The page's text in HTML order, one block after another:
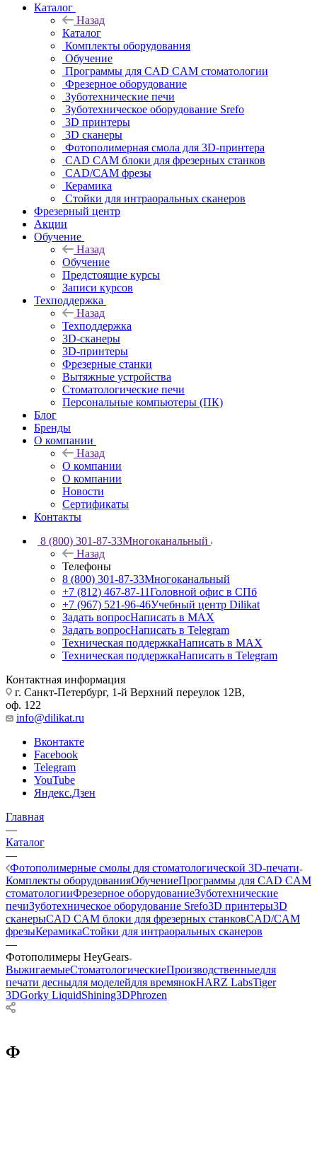
Каталог
Назад
Каталог
Комплекты оборудования
Обучение
Программы для CAD CAM стоматологии
Фрезерное оборудование
Зуботехнические печи
Зуботехническое оборудование Srefo
3D принтеры
3D сканеры
Фотополимерная смола для 3D-принтера
CAD CAM блоки для фрезерных станков
CAD/CAM фрезы
Керамика
Стойки для интраоральных сканеров
Фрезерный центр
Акции
Обучение
Назад
Обучение
Предстоящие курсы
Записи курсов
Техподдержка
Назад
Техподдержка
3D-сканеры
3D-принтеры
Фрезерные станки
Вытяжные устройства
Стоматологические печи
Персональные компьютеры (ПК)
Блог
Бренды
О компании
Назад
О компании
О компании
Новости
Сертификаты
Контакты
8 (800) 301-87-33Многоканальный
Назад
Телефоны
8 (800) 301-87-33Многоканальный
+7 (812) 467-87-11Головной офис в СПб
+7 (967) 521-96-46Учебный центр Dilikat
Задать вопросНаписать в MAX
Задать вопросНаписать в Telegram
Техническая поддержкаНаписать в MAX
Техническая поддержкаНаписать в Telegram
Контактная информация
г. Санкт-Петербург, 1-й Верхний переулок 12В,
оф. 122
info@dilikat.ru
Вконтакте
Facebook
Telegram
YouTube
Яндекс.Дзен
Главная
—
Каталог
—
Фотополимерные смолы для стоматологической 3D-печати
Комплекты оборудованияОбучениеПрограммы для CAD CAM
стоматологииФрезерное оборудованиеЗуботехнические
печиЗуботехническое оборудование Srefo3D принтеры3D
сканерыCAD CAM блоки для фрезерных станковCAD/CAM
фрезыКерамикаСтойки для интраоральных сканеров
—
Фотополимеры HeyGears
ВыжигаемыеСтоматологическиеПроизводственныедля
печати десныдля моделейдля времянокHARZ LabsTiger
3DGorky LiquidShining3DPhrozen
Ф